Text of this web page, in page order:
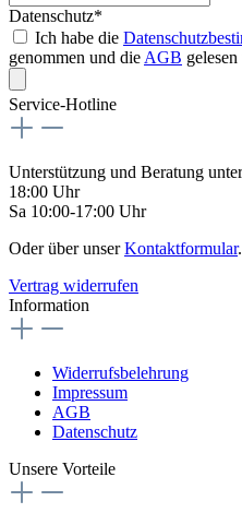
Datenschutz*
Ich habe die
genommen und die AGB
Service-Hotline
Unterstützung und Beratung
18:00 Uhr
Sa 10:00-17:00 Uhr
Oder über unserKontaktformular.
Vertrag widerrufen
Information
Widerrufsbelehrung
Impressum
AGB
Datenschutz
Unsere Vorteile